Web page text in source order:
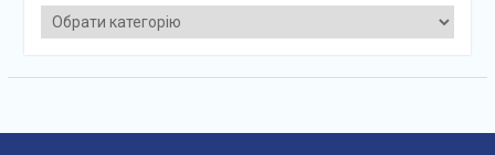
Категорії